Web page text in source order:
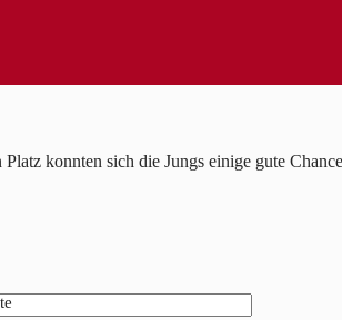
konnten sich die Jungs einige gute